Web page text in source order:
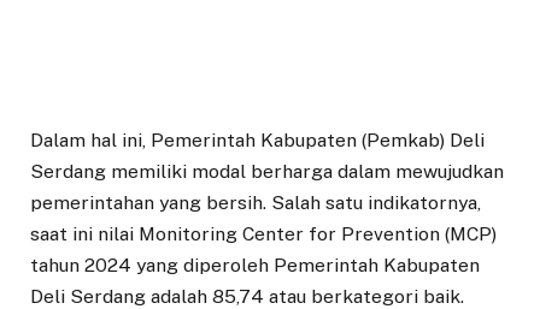
Dalam hal ini, Pemerintah Kabupaten (Pemkab) Deli
Serdang memiliki modal berharga dalam mewujudkan
pemerintahan yang bersih. Salah satu indikatornya,
saat ini nilai Monitoring Center for Prevention (MCP)
tahun 2024 yang diperoleh Pemerintah Kabupaten
Deli Serdang adalah 85,74 atau berkategori baik.